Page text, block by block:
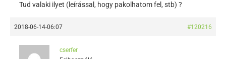
Tud valaki ilyet (leírással, hogy pakolhatom fel, stb) ?
2018-06-14-06:07 #120216
cserfer